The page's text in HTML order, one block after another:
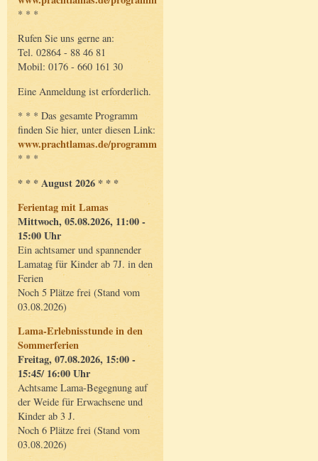
* * *
Rufen Sie uns gerne an:
Tel. 02864 - 88 46 81
Mobil: 0176 - 660 161 30
Eine Anmeldung ist erforderlich.
* * * Das gesamte Programm
finden Sie hier, unter diesen Link:
www.prachtlamas.de/programm
* * *
* * * August 2026 * * *
Ferientag mit Lamas
Mittwoch, 05.08.2026, 11:00 -
15:00 Uhr
Ein achtsamer und spannender
Lamatag für Kinder ab 7J. in den
Ferien
Noch 5 Plätze frei (Stand vom
03.08.2026)
Lama-Erlebnisstunde in den
Sommerferien
Freitag, 07.08.2026, 15:00 -
15:45/ 16:00 Uhr
Achtsame Lama-Begegnung auf
der Weide für Erwachsene und
Kinder ab 3 J.
Noch 6 Plätze frei (Stand vom
03.08.2026)